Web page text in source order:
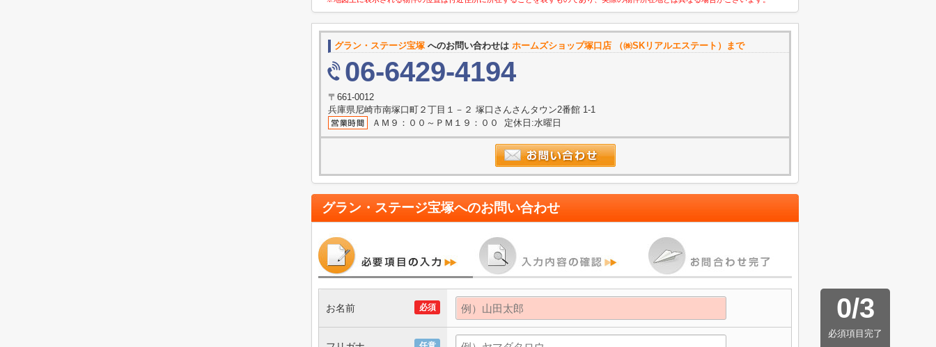
グラン・ステージ宝塚 へのお問い合わせは ホームズショップ塚口店 （㈱SKリアルエステート）まで
06-6429-4194
〒661-0012
兵庫県尼崎市南塚口町２丁目１－２ 塚口さんさんタウン2番館 1-1
ＡＭ９：００～ＰＭ１９：００ 定休日:水曜日
グラン・ステージ宝塚へのお問い合わせ
0/3
必須項目完了
必須
お名前